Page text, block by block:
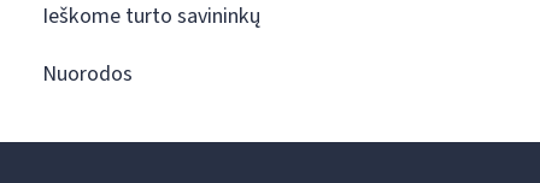
Ieškome turto savininkų
Nuorodos